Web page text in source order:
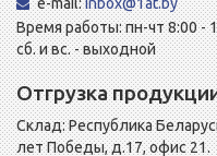
Время работы: пн-чт 8:00 -
сб. и вс. - выходной
Отгрузка
Склад: Республика
лет Победы, д.17, офис 21.